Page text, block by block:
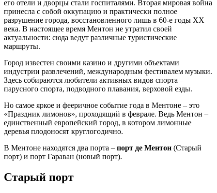
его отели и дворцы стали госпиталями. Вторая мировая война
принесла с собой оккупацию и практически полное
разрушение города, восстановленного лишь в 60-е годы XX
века. В настоящее время Ментон не утратил своей
актуальности: сюда ведут различные туристические
маршруты.
Город известен своими казино и другими объектами
индустрии развлечений, международным фестивалем музыки.
Здесь собираются любители активных видов спорта –
парусного спорта, подводного плавания, верховой езды.
Но самое яркое и фееричное событие года в Ментоне – это
«Праздник лимонов», проходящий в феврале. Ведь Ментон –
единственный европейский город, в котором лимонные
деревья плодоносят круглогодично.
В Ментоне находятся два порта – порт де Ментон (Старый
порт) и порт Гараван (новый порт).
Старый порт